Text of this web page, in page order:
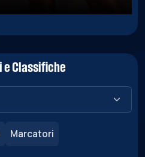
e Classifiche
Marcatori